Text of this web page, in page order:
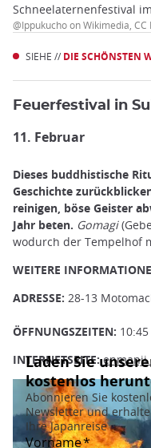
Schneelaternenfestival
@Ippukucho on Wikimedia, CC
SIEHE // DIE SCHÖNSTEN
Feuerfestival in
11. Februar
Dieses buddhistische
Geschichte
reinigen, böse Geister
Jahr beten. Gomagi
wodurch der Tempelhof
WEITERE
ADRESSE: 28-13
ÖFFNUNGSZEITEN:
INTERNETSEITE: